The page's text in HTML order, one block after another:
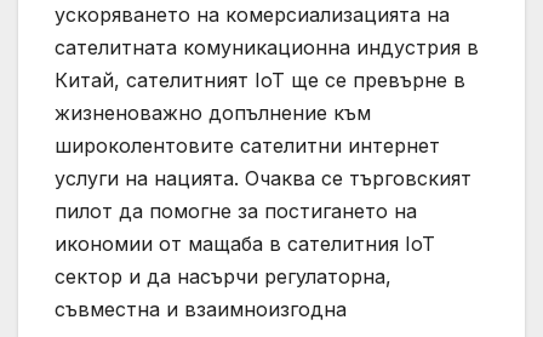
ускоряването на комерсиализацията на
сателитната комуникационна индустрия в
Китай, сателитният IoT ще се превърне в
жизненоважно допълнение към
широколентовите сателитни интернет
услуги на нацията. Очаква се търговският
пилот да помогне за постигането на
икономии от мащаба в сателитния IoT
сектор и да насърчи регулаторна,
съвместна и взаимноизгодна